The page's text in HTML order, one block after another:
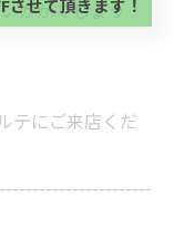
かがでしょう
テにご来店くだ
せて頂きます！